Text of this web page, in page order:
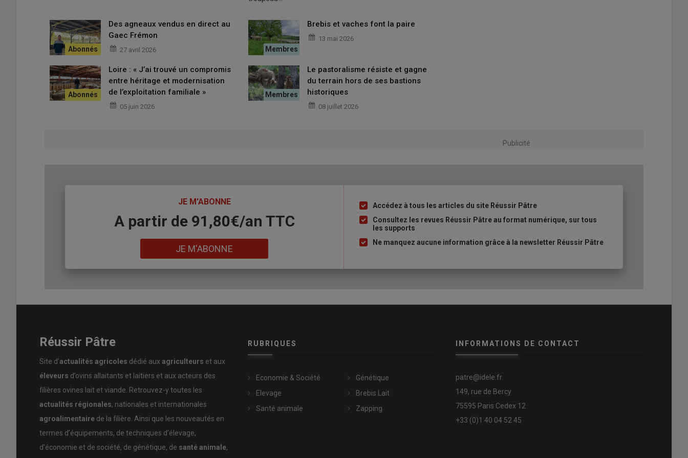
recommande à tous les éleveurs de faire le test de résistance dans leur élevage. Avant d’avoir posé un vrai diagnostic, je
perdais des brebis et de l’argent dans des
».
Traiter au bon moment
Lire aussi : Interpréter les résultats coproscopiques pour traiter à bon escient
Un jour avec Pierre Autef, vétérinaire
L’éleveur a également essayé l’homéopathiesous forme de complémentation en accès libre aux brebis, sans grand
moutons charollais. Je croise donc toutes mes brebis avec des béliers de cette race. Et au moindre problème de santé
souligne-t-il.
Côté biblio
Retrouvez des témoignages, des fiches techniques et d’autres ressources sur la lutte contre le parasitisme sur
le site du CDEO des Pyrénées-Atlantiques :
www.cdeo64.fr/parasitisme/
Des agneaux vendus en direct au
Gaec Frémon
27 avril 2026
Brebis et vaches font la paire
13 mai 2026
Loire : « J’ai trouvé un compromis
entre héritage et modernisation
de l’exploitation familiale »
05 juin 2026
Le pastoralisme résiste et gagne
du terrain hors de ses bastions
historiques
08 juillet 2026
Publicité
JE M'ABONNE
BodyA partir de 91,80€/an​ TTC
JE M'ABONNE
Liste
à
puce
Accédez à tous les articles du site Réussir Pâtre
Consultez les revues Réussir Pâtre au format numérique, sur tous
les supports
Ne manquez aucune information grâce à la newsletter Réussir Pâtre
Réussir Pâtre
Site d’actualités agricoles dédié aux agriculteurs et aux
éleveurs d’ovins allaitants et laitiers et aux acteurs des
filières ovines lait et viande. Retrouvez-y toutes les
actualités régionales, nationales et internationales
agroalimentaire de la filière. Ainsi que les nouveautés en
termes d’équipements, de techniques d’élevage,
d’économie et de société, de génétique, de santé animale,
RUBRIQUES
Economie & Société
Elevage
Santé animale
Génétique
Brebis Lait
Zapping
INFORMATIONS DE CONTACT
patre@idele.fr
149, rue de Bercy
75595 Paris Cedex 12
+33 (0)1 40 04 52 45